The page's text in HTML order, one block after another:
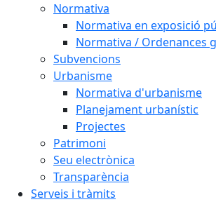
Normativa
Normativa en exposició
Normativa / Ordenances
Subvencions
Urbanisme
Normativa d'urbanisme
Planejament urbanístic
Projectes
Patrimoni
Seu electrònica
Transparència
Serveis i tràmits